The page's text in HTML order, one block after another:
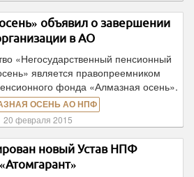
объявил о завершении
в АО
«Негосударственный пенсионный
является правопреемником
фонда «Алмазная осень».
ОСЕНЬ АО НПФ
20 февраля 2015
новый Устав НПФ
«Атомгарант»